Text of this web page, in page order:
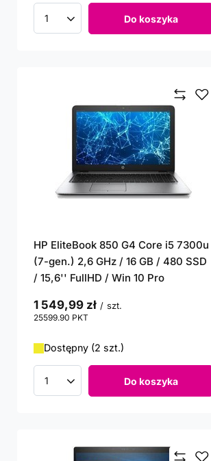
Ilość produktów Do koszyka
HP EliteBook 850 G4 Core i5 7300u
(7-gen.) 2,6 GHz / 16 GB / 480 SSD
/ 15,6'' FullHD / Win 10 Pro
1 549,99 zł / szt.
25599.90 PKT
Dostępny (2 szt.)
Ilość produktów Do koszyka